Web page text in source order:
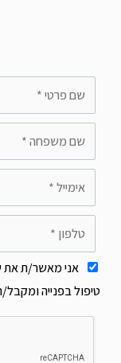
אני מאשר/ת את
טיפול בפנייה